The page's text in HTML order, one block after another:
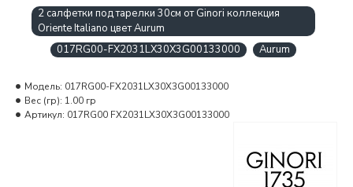
2 салфетки под тарелки 30см от Ginori коллекция
Oriente Italiano цвет Aurum
017RG00-FX2031LX30X3G00133000
Aurum
Модель: 017RG00-FX2031LX30X3G00133000
Вес (гр): 1.00 гр
Артикул: 017RG00 FX2031LX30X3G00133000